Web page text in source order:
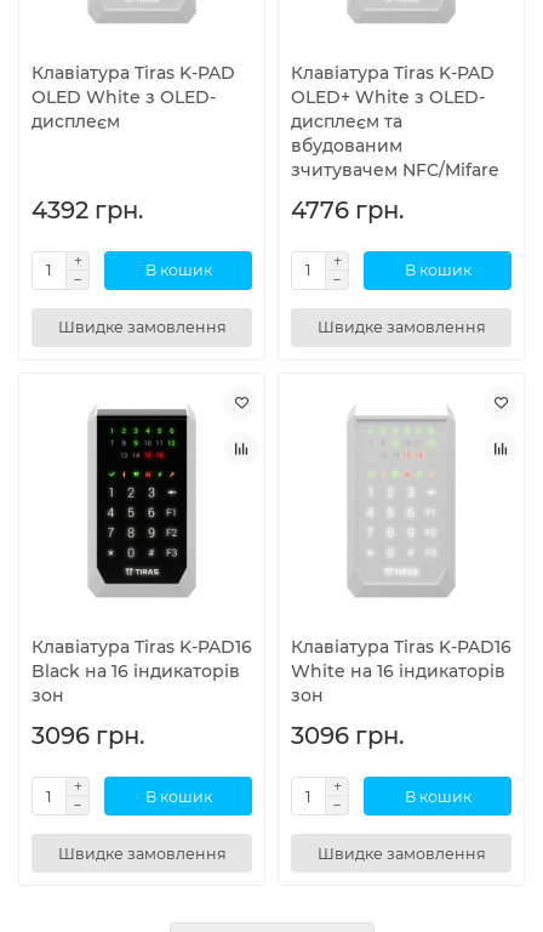
Клавіатура Tiras K-PAD
OLED White з OLED-
дисплеєм
4392 грн.
В кошик
Швидке замовлення
Клавіатура Tiras K-PAD
OLED+ White з OLED-
дисплеєм та
вбудованим
зчитувачем NFC/Mifare
4776 грн.
В кошик
Швидке замовлення
Клавіатура Tiras K-PAD16
Black на 16 індикаторів
зон
3096 грн.
В кошик
Швидке замовлення
Клавіатура Tiras K-PAD16
White на 16 індикаторів
зон
3096 грн.
В кошик
Швидке замовлення